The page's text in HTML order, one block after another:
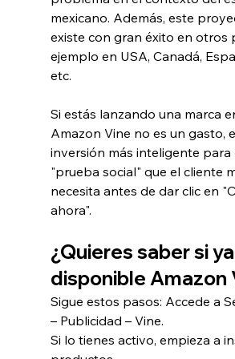
mexicano. Además, este
existe con gran éxito en otros
ejemplo en USA, Canadá,
etc.
Si estás lanzando una marca
Amazon Vine no es un gasto,
inversión más inteligente para
"prueba social" que el cliente
necesita antes de dar clic en
ahora".
¿Quieres saber si
disponible Amazon
Sigue estos pasos: Accede a
– Publicidad – Vine.
Si lo tienes activo, empieza a